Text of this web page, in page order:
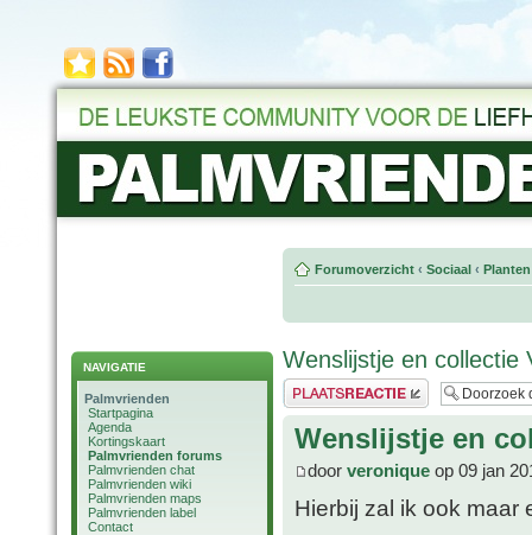
NAVIGATIE
Palmvrienden
Startpagina
Agenda
Kortingskaart
Palmvrienden forums
Palmvrienden chat
Palmvrienden wiki
Palmvrienden maps
Palmvrienden label
Contact
Forumoverzicht ‹ Sociaal ‹
Wenslijstje en collectie
Plaats een reactie
Wenslijstje en
door veronique op 09 jan
Hierbij zal ik ook maar